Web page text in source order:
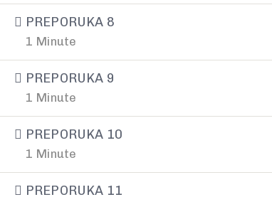
PREPORUKA 8
1 Minute
PREPORUKA 9
1 Minute
PREPORUKA 10
1 Minute
PREPORUKA 11